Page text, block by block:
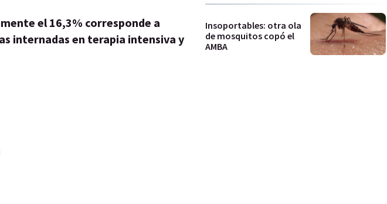
el 16,3% corresponde a
internadas en terapia intensiva y
Insoportables: otra ola
de mosquitos copó el
AMBA